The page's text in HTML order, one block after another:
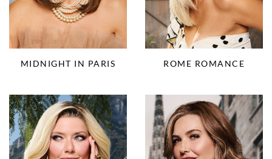
MIDNIGHT IN PARIS ROME ROMANCE